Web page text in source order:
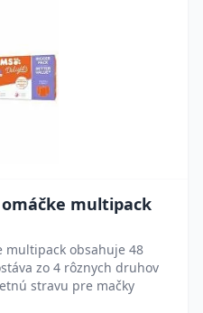
multipack
multipack obsahuje 48
zo 4 rôznych druhov
stravu pre mačky